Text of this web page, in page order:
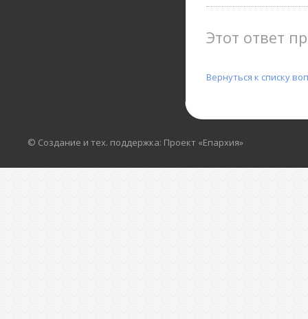
Этот ответ
Вернуться к списку
© Создание и тех. поддержка: Проект «Епархия»